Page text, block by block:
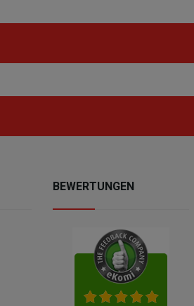
BEWERTUNGEN